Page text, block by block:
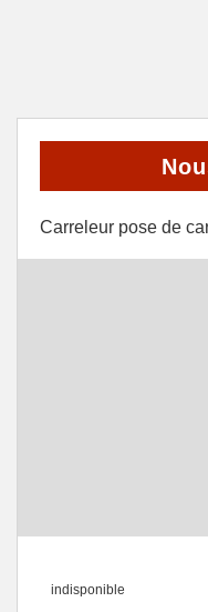
Carreleur pose de
indisponible